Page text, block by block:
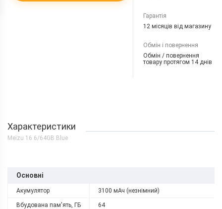
Гарантія
12 місяців від магазину
Обмін і повернення
Обмін / повернення
товару протягом 14 днів
Характеристики
Meizu 16 6/64GB Blue
Основні
Акумулятор 3100 мАч (незнімний)
Вбудована пам'ять, ГБ 64